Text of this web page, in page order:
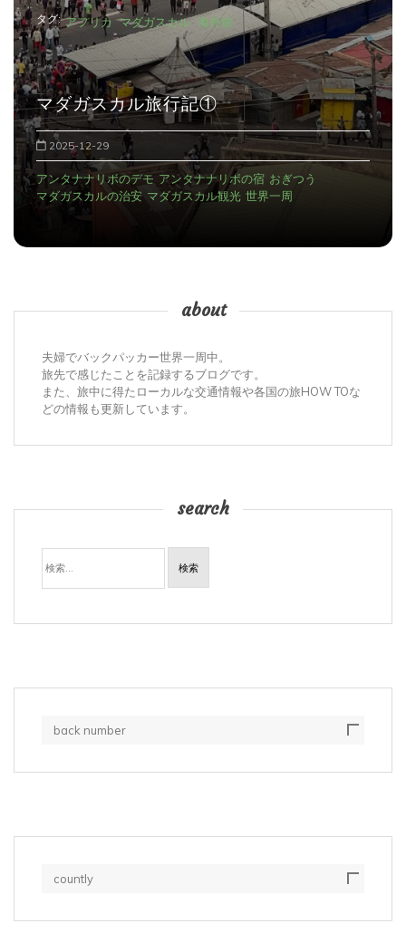
タグ: アフリカ マダガスカル 海外旅
マダガスカル旅行記①
2025-12-29
アンタナナリボのデモ アンタナナリボの宿 おぎつう
マダガスカルの治安 マダガスカル観光 世界一周
about
夫婦でバックパッカー世界一周中。
旅先で感じたことを記録するブログです。
また、旅中に得たローカルな交通情報や各国の旅HOW TOな
どの情報も更新しています。
search
検
索:
back number
countly